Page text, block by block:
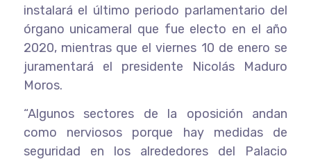
instalará el último periodo parlamentario del
órgano unicameral que fue electo en el año
2020, mientras que el viernes 10 de enero se
juramentará el presidente Nicolás Maduro
Moros.
“Algunos sectores de la oposición andan
como nerviosos porque hay medidas de
seguridad en los alrededores del Palacio